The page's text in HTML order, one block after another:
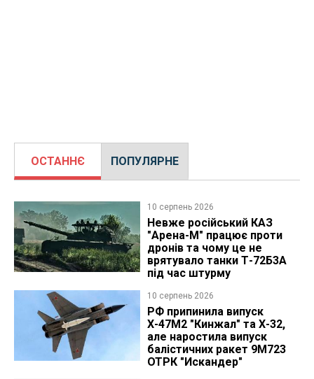
ОСТАННЄ ПОПУЛЯРНЕ
10 серпень 2026
Невже російський КАЗ
"Арена-М" працює проти
дронів та чому це не
врятувало танки Т-72Б3А
під час штурму
10 серпень 2026
РФ припинила випуск
Х-47М2 "Кинжал" та Х-32,
але наростила випуск
балістичних ракет 9М723
ОТРК "Искандер"